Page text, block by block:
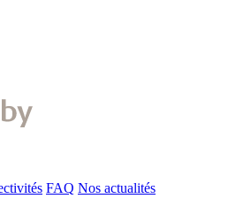
FAQ Nos actualités